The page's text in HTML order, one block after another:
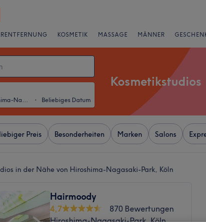
KOSMETIK MASSAGE MÄNNER
in der Nähe von Hiroshima-Nagasaki-Park, Köln ・ Beliebiges Datum
Kosmetikstudios
Preis Besonderheiten Marken Salons
in der Nähe von Hiroshima-Nagasaki-Park, Köln
Hairmoody
4,7
870 Bewertungen